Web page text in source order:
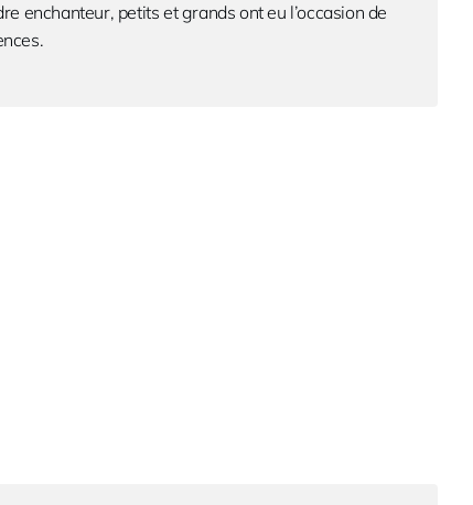
enchanteur, petits et grands ont eu l’occasion de